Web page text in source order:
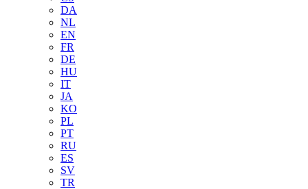
DA
NL
EN
FR
DE
HU
IT
JA
KO
PL
PT
RU
ES
SV
TR